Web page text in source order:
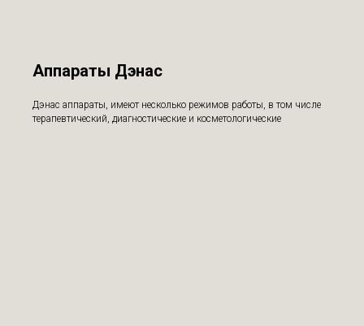
Аппараты Дэнас
Дэнас аппараты, имеют несколько режимов работы, в том числе
терапевтический, диагностические и косметологические